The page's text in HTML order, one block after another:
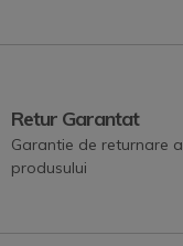
Retur Garantat
Garantie de returnare a
produsului